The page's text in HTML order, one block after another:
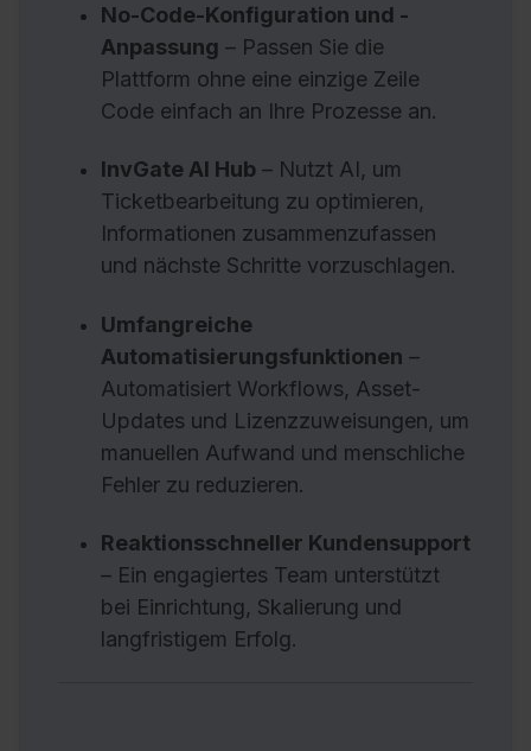
No-Code-Konfiguration und -
Anpassung – Passen Sie die
Plattform ohne eine einzige Zeile
Code einfach an Ihre Prozesse an.
InvGate AI Hub – Nutzt AI, um
Ticketbearbeitung zu optimieren,
Informationen zusammenzufassen
und nächste Schritte vorzuschlagen.
Umfangreiche
Automatisierungsfunktionen –
Automatisiert Workflows, Asset-
Updates und Lizenzzuweisungen, um
manuellen Aufwand und menschliche
Fehler zu reduzieren.
Reaktionsschneller Kundensupport
– Ein engagiertes Team unterstützt
bei Einrichtung, Skalierung und
langfristigem Erfolg.